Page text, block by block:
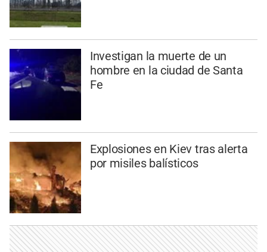
Investigan la muerte de un
hombre en la ciudad de Santa
Fe
Explosiones en Kiev tras alerta
por misiles balísticos